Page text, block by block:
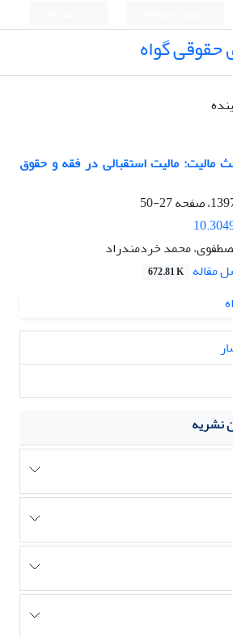
حقوقی گواه
مالیت: مالیت استقبالی در فقه و حقوق
27-50
محمد خردمندراد
مقاله 672.81 K
نشریه